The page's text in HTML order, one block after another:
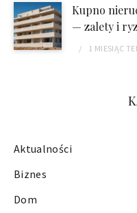
Kupno
— zalety i
1 MIESIĄC
Aktualności
Biznes
Dom